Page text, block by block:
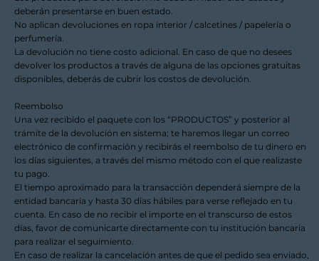
deberán presentarse en buen estado.
No aplican devoluciones en ropa interior / calcetines / papelería o
perfumería.
La devolución no tiene costo adicional. En caso de que no desees
devolver los productos a través de alguna de las opciones gratuitas
disponibles, deberás de cubrir los costos de devolución.
Reembolso
Una vez recibido el paquete con los “PRODUCTOS” y posterior al
trámite de la devolución en sistema; te haremos llegar un correo
electrónico de confirmación y recibirás el reembolso de tu dinero en
los días siguientes, a través del mismo método con el que realizaste
tu pago.
El tiempo aproximado para la transacción dependerá siempre de la
entidad bancaria y hasta 30 días hábiles para verse reflejado en tu
cuenta. En caso de no recibir el importe en el transcurso de estos
días, favor de comunicarte directamente con tu institución bancaria
para realizar el seguimiento.
En caso de realizar la cancelación antes de que el pedido sea enviado,